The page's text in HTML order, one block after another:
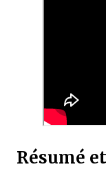
Résumé